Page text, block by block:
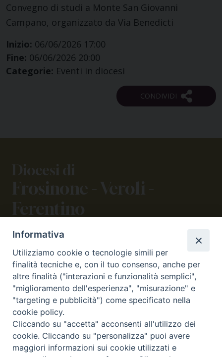
Convegno di studi a Monte San Giovanni
Campano, organizzato da Via Benedicti
Inizio: 06/06/2026 17:00
Fine: 06/06/2026 20:00
Categorie: Eventi in diocesi
Diocesi di
Frosinone - Veroli -
Ferentino
CONTATTI
viale Volsci 105 (ex via dei Monti Lepini)
03100 Frosinone (FR)
tel. 0775.290973 - 0775.290852
curia@diocesifrosinone.it
SEGUICI SU
Informativa
Utilizziamo cookie o tecnologie simili per
finalità tecniche e, con il tuo consenso, anche per
altre finalità ("interazioni e funzionalità semplici",
"miglioramento dell'esperienza", "misurazione" e
"targeting e pubblicità") come specificato nella
cookie policy.
Cliccando su "accetta" acconsenti all'utilizzo dei
cookie. Cliccando su "personalizza" puoi avere
maggiori informazioni sui cookie utilizzati e